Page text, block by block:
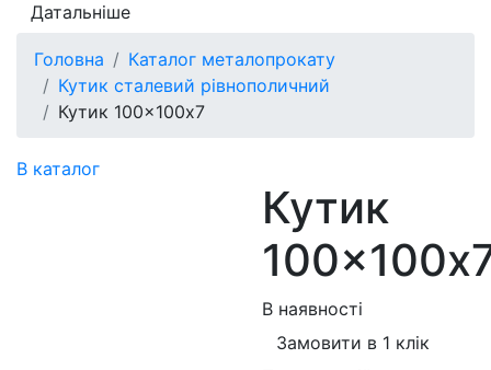
Датальніше
Головна
Каталог металопрокату
Кутик сталевий рівнополичний
Кутик 100×100х7
В каталог
Кутик
В наявності
Замовити в 1 клік